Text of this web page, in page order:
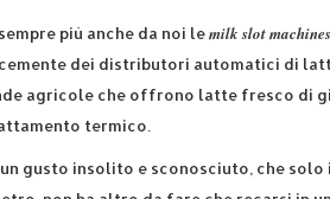
più anche da noi lemilk slot machines
dei distributori automatici di
agricole che offrono latte fresco di
termico.
gusto insolito e sconosciuto, che